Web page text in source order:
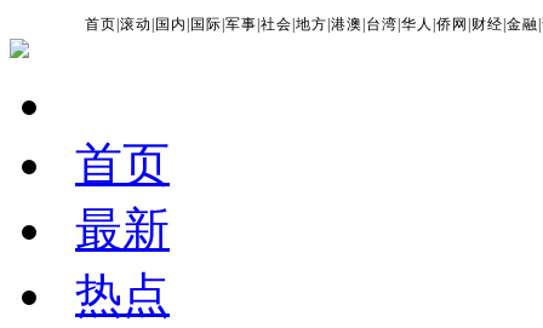
首页 |滚动 国内 国际 |军事 |社会 |地方 |港澳 台湾 |华人 |侨网 财经 |金融 |
首页
最新
热点